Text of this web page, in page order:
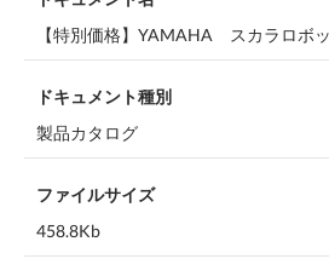
【特別価格】YAMAHA スカラロボ
ドキュメント種別
製品カタログ
ファイルサイズ
458.8Kb